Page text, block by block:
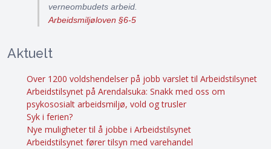
verneombudets arbeid.
Arbeidsmiljøloven §6-5
Aktuelt
Over 1200 voldshendelser på jobb varslet til Arbeidstilsynet
Arbeidstilsynet på Arendalsuka: Snakk med oss om
psykososialt arbeidsmiljø, vold og trusler
Syk i ferien?
Nye muligheter til å jobbe i Arbeidstilsynet
Arbeidstilsynet fører tilsyn med varehandel